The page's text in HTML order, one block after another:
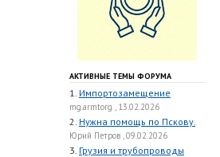
АКТИВНЫЕ ТЕМЫ ФОРУМА
1. Импортозамещение
mg.armtorg , 13.02.2026
2. Нужна помощь по Пскову.
Юрий Петров , 09.02.2026
3. Грузия и трубопроводы